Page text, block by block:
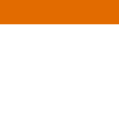
ai